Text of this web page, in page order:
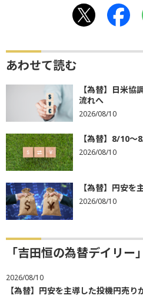
あわせて読む
【為替】日米協
流れへ
2026/08/10
【為替】8/10
2026/08/10
【為替】円安を
2026/08/10
「吉田恒の為替デイリ
2026/08/10
【為替】円安を主導した投機円売り